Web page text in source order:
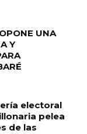
UNA
Y
electoral
pelea
de las